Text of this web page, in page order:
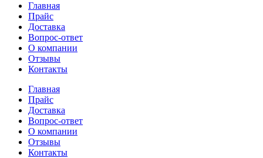
Главная
Прайс
Доставка
Вопрос-ответ
О компании
Отзывы
Контакты
Главная
Прайс
Доставка
Вопрос-ответ
О компании
Отзывы
Контакты